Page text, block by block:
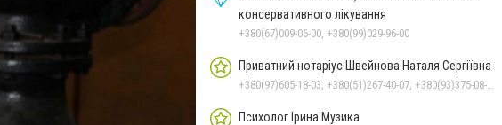
консервативного лікування
+380(67)009-06-00, +380(99)029-96-00
Приватний нотаріус Швейнова Наталя Сергіївна
Психолог Ірина Музика